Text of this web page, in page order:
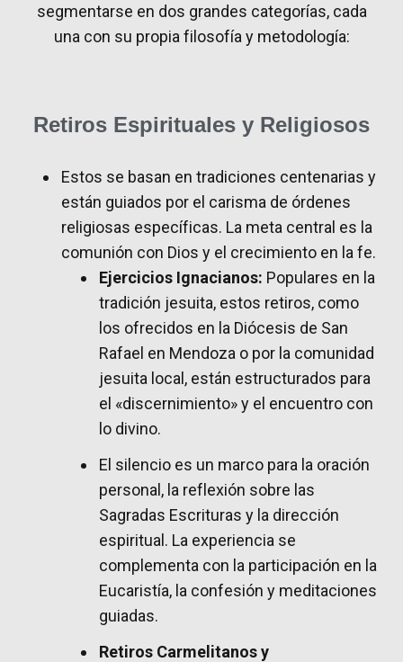
segmentarse en dos grandes categorías, cada
una con su propia filosofía y metodología:
Retiros Espirituales y Religiosos
Estos se basan en tradiciones centenarias y
están guiados por el carisma de órdenes
religiosas específicas. La meta central es la
comunión con Dios y el crecimiento en la fe.
Ejercicios Ignacianos: Populares en la
tradición jesuita, estos retiros, como
los ofrecidos en la Diócesis de San
Rafael en Mendoza o por la comunidad
jesuita local, están estructurados para
el «discernimiento» y el encuentro con
lo divino.
El silencio es un marco para la oración
personal, la reflexión sobre las
Sagradas Escrituras y la dirección
espiritual. La experiencia se
complementa con la participación en la
Eucaristía, la confesión y meditaciones
guiadas.
Retiros Carmelitanos y